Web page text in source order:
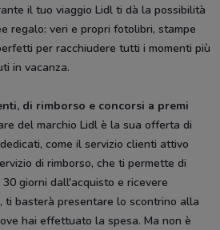
il tuo viaggio Lidl ti dà la possibilità
regalo: veri e propri fotolibri, stampe
per racchiudere tutti i momenti più
in vacanza.
di rimborso e concorsi a premi
del marchio Lidl è la sua offerta di
come il servizio clienti attivo
di rimborso, che ti permette di
giorni dall'acquisto e ricevere
ti basterà presentare lo scontrino alla
hai effettuato la spesa. Ma non è